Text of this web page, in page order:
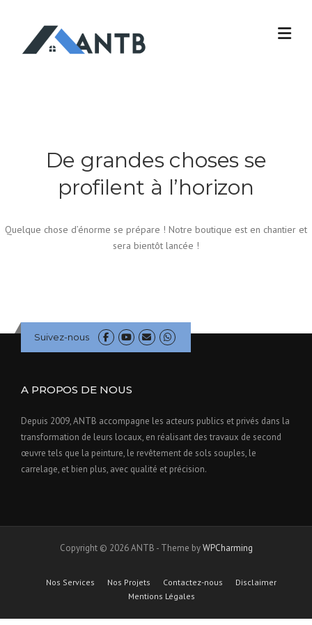
De grandes choses se
profilent à l’horizon
Quelque chose d’énorme se prépare ! Notre boutique est en chantier et
sera bientôt lancée !
Suivez-nous
A PROPOS DE NOUS
Depuis 2009, ANTB accompagne les acteurs publics et privés dans la
transformation de leurs locaux, en réalisant des travaux de second
œuvre tels que la peinture, le revêtement de sols souples, le
carrelage, et bien plus, avec qualité et précision.
Copyright © 2026 ANTB - Theme byWPCharming
Nos Services Nos Projets Contactez-nous
Disclaimer
Mentions Légales